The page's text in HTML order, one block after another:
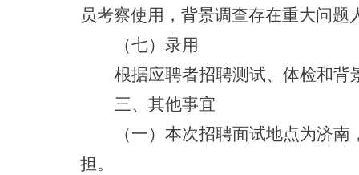
员考察使用，背景调查存在重大问题
（七）录用
根据应聘者招聘测试、体检和背
三、其他事宜
（一）本次招聘面试地点为济
担。